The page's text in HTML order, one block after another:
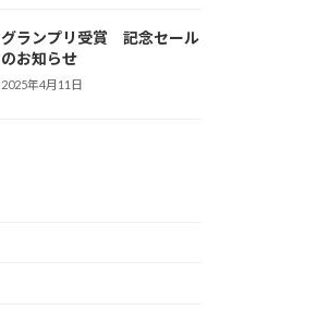
グランプリ受賞 記念セール
のお知らせ
2025年4月11日